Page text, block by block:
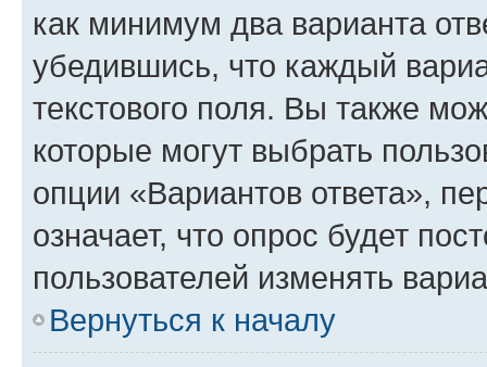
как минимум два варианта
убедившись, что каждый
текстового поля. Вы также
которые могут выбрать
опции «Вариантов ответа»,
означает, что опрос будет
пользователей изменять
Вернуться к началу